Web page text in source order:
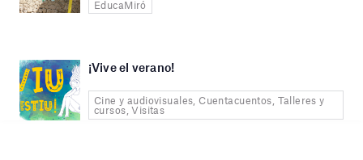
EducaMiró
¡Vive el verano!
Cine y audiovisuales, Cuentacuentos, Talleres y
cursos, Visitas